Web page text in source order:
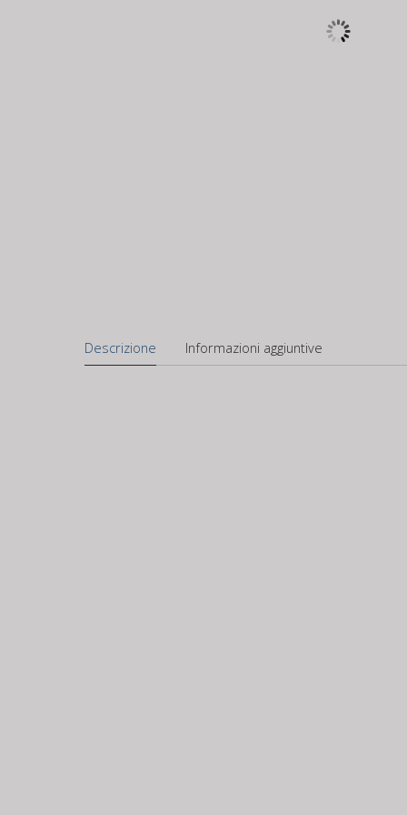
Descrizione Informazioni aggiuntive